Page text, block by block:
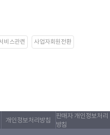
비스관련 사업자회원전환
개인정보처리방침
판매자 개인정보처리
방침